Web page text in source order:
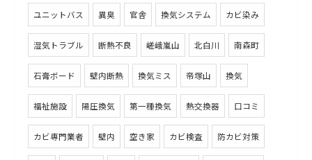
ユニットバス 異臭 官舎 換気システム カビ染み
湿気トラブル 断熱不良 嵯峨嵐山 北白川 南森町
石膏ボード 壁内断熱 換気ミス 帝塚山 換気
福祉施設 陽圧換気 第一種換気 熱交換器 口コミ
カビ専門業者 壁内 空き家 カビ検査 防カビ対策